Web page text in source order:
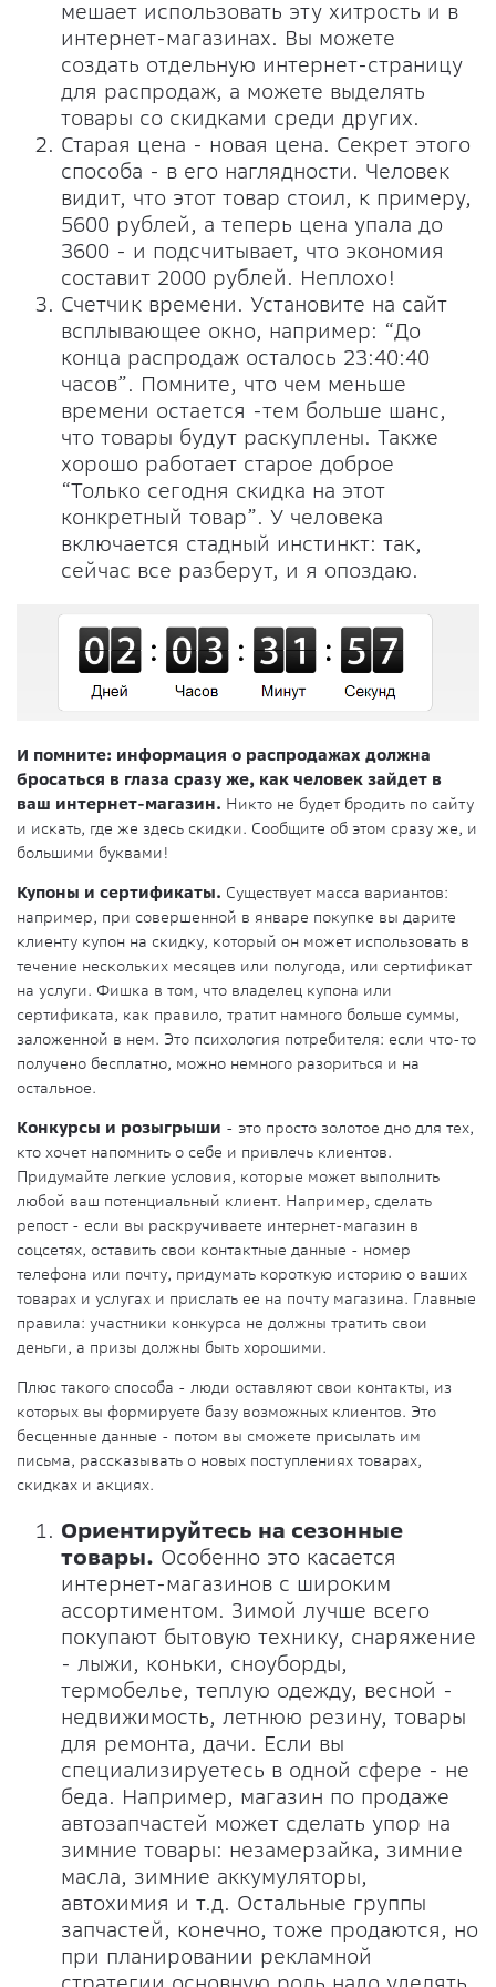
мешает использовать эту хитрость и в
интернет-магазинах. Вы можете
создать отдельную интернет-страницу
для распродаж, а можете выделять
товары со скидками среди других.
Старая цена - новая цена. Секрет этого
способа - в его наглядности. Человек
видит, что этот товар стоил, к примеру,
5600 рублей, а теперь цена упала до
3600 - и подсчитывает, что экономия
составит 2000 рублей. Неплохо!
Счетчик времени. Установите на сайт
всплывающее окно, например: “До
конца распродаж осталось 23:40:40
часов”. Помните, что чем меньше
времени остается -тем больше шанс,
что товары будут раскуплены. Также
хорошо работает старое доброе
“Только сегодня скидка на этот
конкретный товар”. У человека
включается стадный инстинкт: так,
сейчас все разберут, и я опоздаю.
И помните: информация о распродажах должна
бросаться в глаза сразу же, как человек зайдет в
ваш интернет-магазин. Никто не будет бродить по сайту
и искать, где же здесь скидки. Сообщите об этом сразу же, и
большими буквами!
Купоны и сертификаты. Существует масса вариантов:
например, при совершенной в январе покупке вы дарите
клиенту купон на скидку, который он может использовать в
течение нескольких месяцев или полугода, или сертификат
на услуги. Фишка в том, что владелец купона или
сертификата, как правило, тратит намного больше суммы,
заложенной в нем. Это психология потребителя: если что-то
получено бесплатно, можно немного разориться и на
остальное.
Конкурсы и розыгрыши - это просто золотое дно для тех,
кто хочет напомнить о себе и привлечь клиентов.
Придумайте легкие условия, которые может выполнить
любой ваш потенциальный клиент. Например, сделать
репост - если вы раскручиваете интернет-магазин в
соцсетях, оставить свои контактные данные - номер
телефона или почту, придумать короткую историю о ваших
товарах и услугах и прислать ее на почту магазина. Главные
правила: участники конкурса не должны тратить свои
деньги, а призы должны быть хорошими.
Плюс такого способа - люди оставляют свои контакты, из
которых вы формируете базу возможных клиентов. Это
бесценные данные - потом вы сможете присылать им
письма, рассказывать о новых поступлениях товарах,
скидках и акциях.
Ориентируйтесь на сезонные
товары. Особенно это касается
интернет-магазинов с широким
ассортиментом. Зимой лучше всего
покупают бытовую технику, снаряжение
- лыжи, коньки, сноуборды,
термобелье, теплую одежду, весной -
недвижимость, летнюю резину, товары
для ремонта, дачи. Если вы
специализируетесь в одной сфере - не
беда. Например, магазин по продаже
автозапчастей может сделать упор на
зимние товары: незамерзайка, зимние
масла, зимние аккумуляторы,
автохимия и т.д. Остальные группы
запчастей, конечно, тоже продаются, но
при планировании рекламной